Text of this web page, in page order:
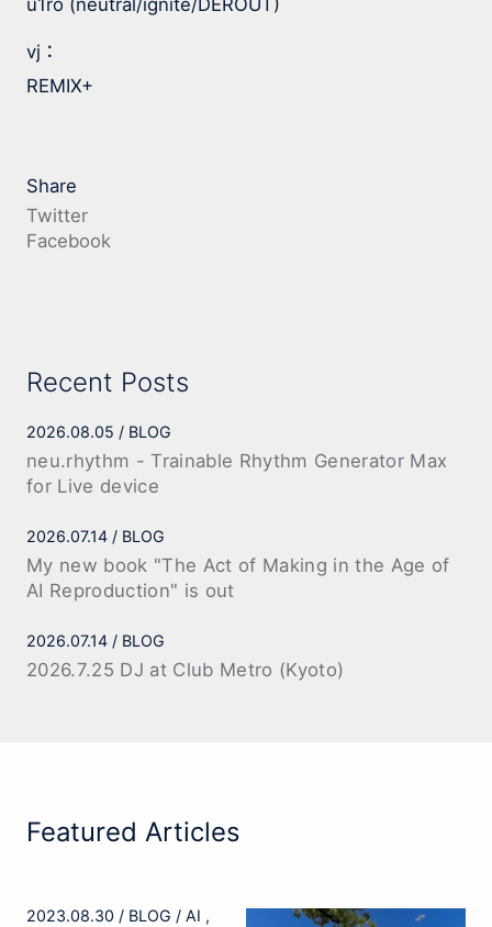
vj ：
REMIX+
Share
Twitter
Facebook
Recent Posts
2026.08.05 BLOG
neu.rhythm - Trainable Rhythm Generator Max
for Live device
2026.07.14 BLOG
My new book "The Act of Making in the Age of
AI Reproduction" is out
2026.07.14 BLOG
2026.7.25 DJ at Club Metro (Kyoto)
Featured Articles
2023.08.30 BLOG
AI